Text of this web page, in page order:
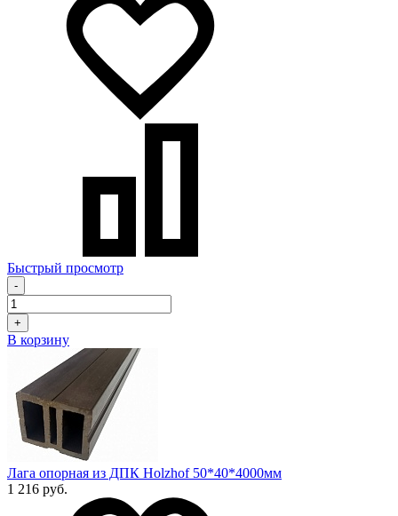
Быстрый просмотр
-
+
В корзину
Лага опорная из ДПК Holzhof 50*40*4000мм
1 216 руб.